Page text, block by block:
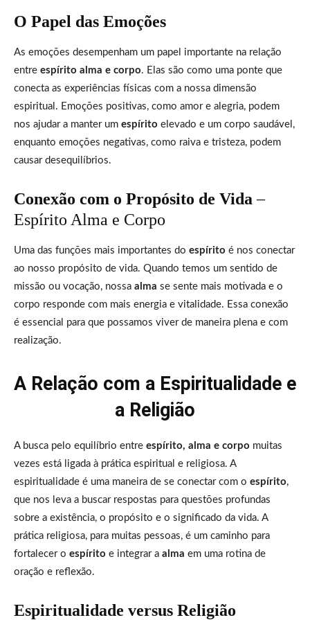
O Papel das Emoções
As emoções desempenham um papel importante na relação
entre espírito alma e corpo. Elas são como uma ponte que
conecta as experiências físicas com a nossa dimensão
espiritual. Emoções positivas, como amor e alegria, podem
nos ajudar a manter um espírito elevado e um corpo saudável,
enquanto emoções negativas, como raiva e tristeza, podem
causar desequilíbrios.
Conexão com o Propósito de Vida –
Espírito Alma e Corpo
Uma das funções mais importantes do espírito é nos conectar
ao nosso propósito de vida. Quando temos um sentido de
missão ou vocação, nossa alma se sente mais motivada e o
corpo responde com mais energia e vitalidade. Essa conexão
é essencial para que possamos viver de maneira plena e com
realização.
A Relação com a Espiritualidade e
a Religião
A busca pelo equilíbrio entre espírito, alma e corpo muitas
vezes está ligada à prática espiritual e religiosa. A
espiritualidade é uma maneira de se conectar com o espírito,
que nos leva a buscar respostas para questões profundas
sobre a existência, o propósito e o significado da vida. A
prática religiosa, para muitas pessoas, é um caminho para
fortalecer o espírito e integrar a alma em uma rotina de
oração e reflexão.
Espiritualidade versus Religião